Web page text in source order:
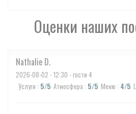
Оценки наших
Nathalie D
2026-08-02 - 12:30 - гости 4
Услуги : 5/5 Атмосфера : 5/5 Меню : 4/5